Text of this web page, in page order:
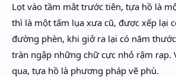
Lọt vào tầm mắt trước tiên, tựa hồ là
thì là một tấm lụa xưa cũ, được xếp lại
đường phèn, khi giở ra lại có năm
tràn ngập những chữ cực nhỏ rậm rạp.
qua, tựa hồ là phương pháp vẽ phù.